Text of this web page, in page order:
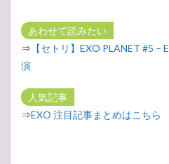
あわせて読みたい
⇒ 【セトリ】EXO PLANET #5 –
演
人気記事
⇒EXO 注目記事まとめはこちら